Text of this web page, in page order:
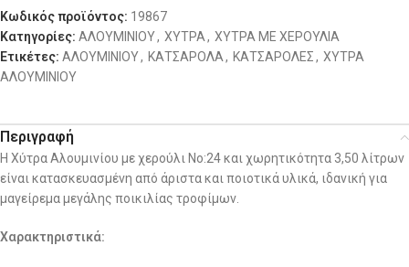
Κωδικός προϊόντος: 19867
Κατηγορίες: ΑΛΟΥΜΙΝΙΟΥ, ΧΥΤΡΑ, ΧΥΤΡΑ ΜΕ ΧΕΡΟΥΛΙΑ
Ετικέτες: ΑΛΟΥΜΙΝΙΟΥ, ΚΑΤΣΑΡΟΛΑ, ΚΑΤΣΑΡΟΛΕΣ, ΧΥΤΡΑ
ΑΛΟΥΜΙΝΙΟΥ
Περιγραφή
Η Χύτρα Αλουμινίου με χερούλι No:24 και χωρητικότητα 3,50 λίτρων
είναι κατασκευασμένη από άριστα και ποιοτικά υλικά, ιδανική για
μαγείρεμα μεγάλης ποικιλίας τροφίμων.
Χαρακτηριστικά: